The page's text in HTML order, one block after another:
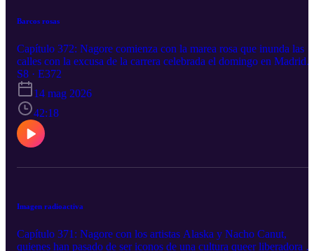
Barcos rosas
Capítulo 372: Nagore comienza con la marea rosa que inunda las
calles con la excusa de la carrera celebrada el domingo en Madrid,
¿se queda en marketing o en realidad? Pedro y Eduardo abordan el
mismo tema con voces distintas, el Hantavirus, el barco y los ecos
de un pasado no tan lejano. Podéis contactar con nosotros a través
de X en @trendingpod https://twitter.com/trendingpod o por correo
electrónico a trending@emilcar.fm.
S8 · E372
14 mag 2026
42:18
Imagen radioactiva
Capítulo 371: Nagore con los artistas Alaska y Nacho Canut,
quienes han pasado de ser iconos de una cultura queer liberadora a